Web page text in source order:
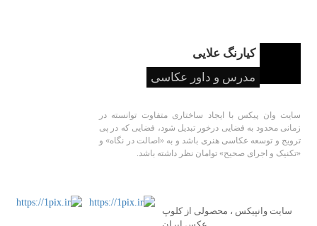
کیارنگ علایی
مدرس و داور عکاسی
سایت وان پیکس با ایجاد ساختاری متفاوت توانسته در
زمانی محدود به فضایی درخور تبدیل شود، فضایی که در پی
ترویج و توسعه عکاسی هنری باشد و به «اصالت در نگاه» و
«تکنیک و اجرای صحیح» توامان نظر داشته باشد.
سایت وانپیکس ، محصولی از کلوپ